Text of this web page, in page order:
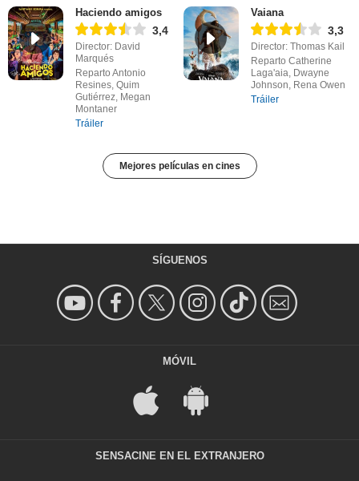
Haciendo amigos
3,4
Director: David
Marqués
Reparto Antonio
Resines, Quim
Gutiérrez, Megan
Montaner
Tráiler
Vaiana
3,3
Director: Thomas Kail
Reparto Catherine
Laga'aia, Dwayne
Johnson, Rena Owen
Tráiler
Mejores películas en cines
SÍGUENOS
MÓVIL
SENSACINE EN EL EXTRANJERO